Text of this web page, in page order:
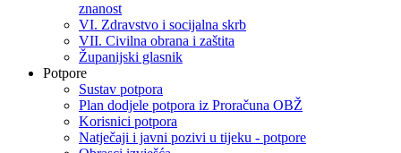
znanost
VI. Zdravstvo i socijalna skrb
VII. Civilna obrana i zaštita
Županijski glasnik
Potpore
Sustav potpora
Plan dodjele potpora iz Proračuna OBŽ
Korisnici potpora
Natječaji i javni pozivi u tijeku - potpore